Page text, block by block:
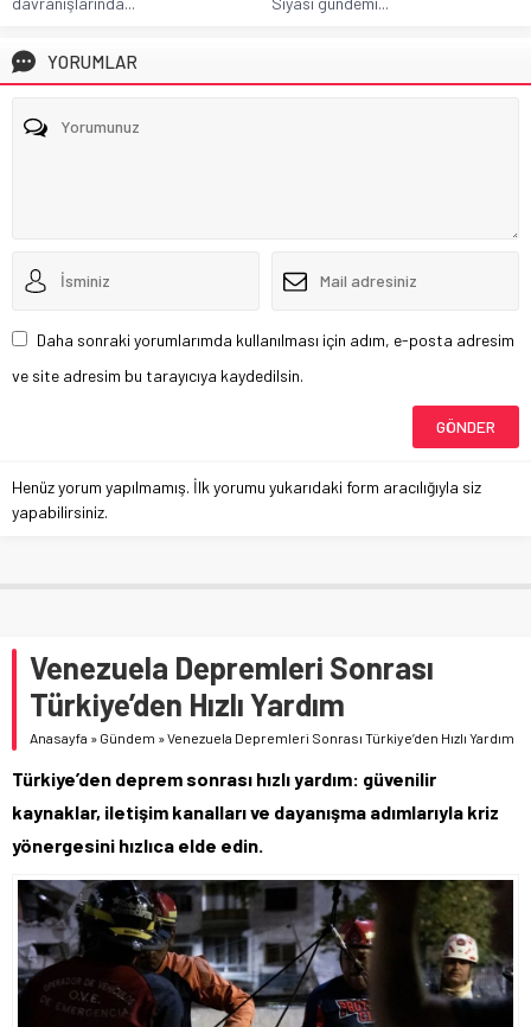
YORUMLAR
Daha sonraki yorumlarımda kullanılması için adım, e-posta adresim
ve site adresim bu tarayıcıya kaydedilsin.
Henüz yorum yapılmamış. İlk yorumu yukarıdaki form aracılığıyla siz
yapabilirsiniz.
Venezuela Depremleri Sonrası
Türkiye’den Hızlı Yardım
Anasayfa » Gündem »Venezuela Depremleri Sonrası Türkiye’den Hızlı Yardım
Türkiye’den deprem sonrası hızlı yardım: güvenilir
kaynaklar, iletişim kanalları ve dayanışma adımlarıyla kriz
yönergesini hızlıca elde edin.